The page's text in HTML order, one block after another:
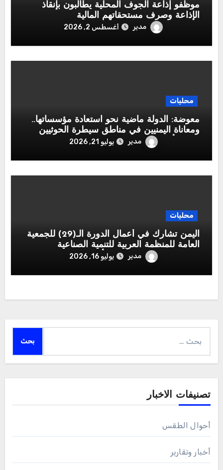
موظفو إذاعة الجوف المحلية يطالبون بإنقاذ
الإذاعة وصرف مستحقاتهم المالية
مدير أغسطس 2, 2026
محليات
معوضة: الدولة ماضية نحو استعادة مؤسساتها..
ومعاناة اليمنيين في مناطق سيطرة الحوثيين
تتصدر أولويات القيادة الشرعية
مدير يوليو 21, 2026
محليات
اليمن تشارك في أعمال الدورة الـ(29) للجمعية
العامة للمنظمة العربية للتنمية الصناعية
والتقييس والتعدين بوفد يرأسه وزير الصناعة
مدير يوليو 16, 2026
عن:
تصنيفات الاخبار
أحوال الطقس
أخبار وتقارير